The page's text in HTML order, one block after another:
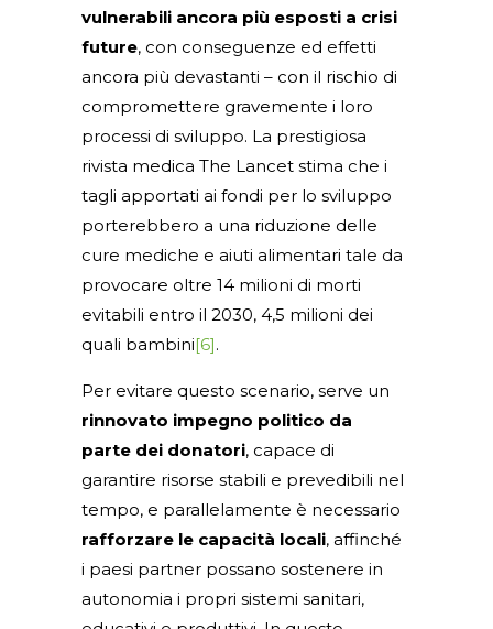
vulnerabili ancora più esposti a crisi
future, con conseguenze ed effetti
ancora più devastanti – con il rischio di
compromettere gravemente i loro
processi di sviluppo. La prestigiosa
rivista medica The Lancet stima che i
tagli apportati ai fondi per lo sviluppo
porterebbero a una riduzione delle
cure mediche e aiuti alimentari tale da
provocare oltre 14 milioni di morti
evitabili entro il 2030, 4,5 milioni dei
quali bambini[6].
Per evitare questo scenario, serve un
rinnovato impegno politico da
parte dei donatori, capace di
garantire risorse stabili e prevedibili nel
tempo, e parallelamente è necessario
rafforzare le capacità locali, affinché
i paesi partner possano sostenere in
autonomia i propri sistemi sanitari,